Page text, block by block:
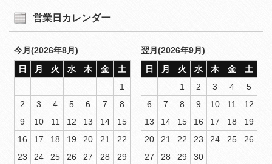
営業日カレンダー
今月(2026年8月)
日
月 火 水 木 金
土
1
2
3 4 5 6 7
8
9
10 11 12 13 14
15
16
17 18 19 20 21
22
23
24 25 26 27 28
29
翌月(2026年9月)
日
月 火 水 木 金
土
1
2 3 4
5
6
7 8 9 10 11
12
13
14 15 16 17 18
19
20
21 22 23 24 25
26
27
28 29 30